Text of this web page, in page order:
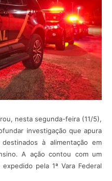
nesta segunda-feira (11/5),
investigação que apura
à alimentação em
A ação contou com um
pela 1ª Vara Federal